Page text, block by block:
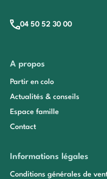
04 50 52 30 00
A propos
Partir en colo
Actualités & conseils
Espace famille
Contact
Informations légales
Conditions générales de